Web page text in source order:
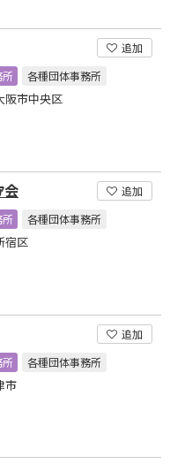
追加
所
各種団体事務所
阪市中央区
会
追加
所
各種団体事務所
宿区
追加
所
各種団体事務所
市